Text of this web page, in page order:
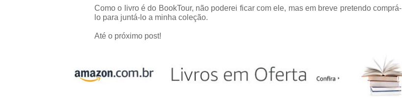
Como o livro é do BookTour, não poderei ficar com ele, mas em breve pretendo comprá-
lo para juntá-lo a minha coleção.
Até o próximo post!